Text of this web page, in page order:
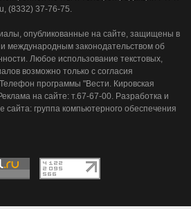
(8332) 37-76-75.
опубликованные на сайте, защищены в
и международным законодательством об
Любое использование текстовых,
возможно только с согласия
программы "Вести. Кировская
на сайте: т.67-67-00. Разработка и
сайта: группа компьютерного обеспечения